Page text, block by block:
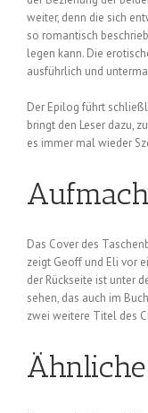
weiter, denn die sich
so romantisch
legen kann. Die
ausführlich und
Der Epilog führt
bringt den Leser dazu,
es immer mal wieder
Das Cover des
zeigt Geoff und Eli vor
der Rückseite ist unter
sehen, das auch im
zwei weitere Titel des